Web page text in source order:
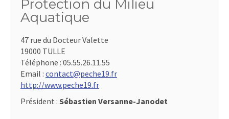
Protection du Milieu
Aquatique
47 rue du Docteur Valette
19000 TULLE
Téléphone : 05.55.26.11.55
Email : contact@peche19.fr
http://www.peche19.fr
Président : Sébastien Versanne-Janodet